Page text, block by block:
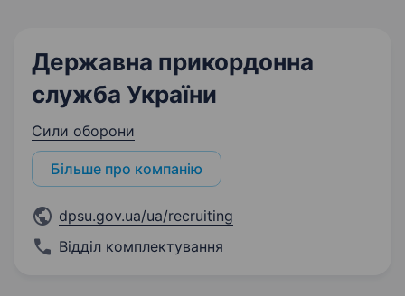
Державна прикордонна
служба України
Сили оборони
Більше про компанію
dpsu.gov.ua/ua/recruiting
Відділ комплектування